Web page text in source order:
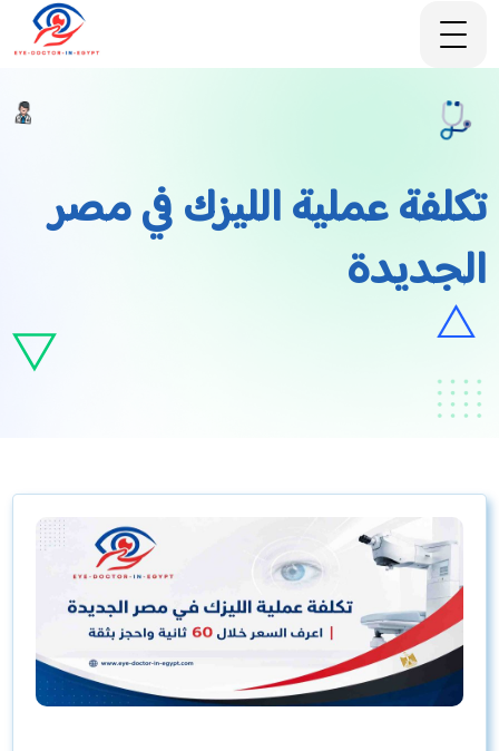
تكلفة عملية الليزك في مصر
الجديدة